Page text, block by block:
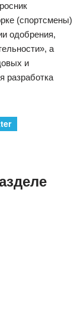
(спортсмены)
одобрения,
а
и
разработка